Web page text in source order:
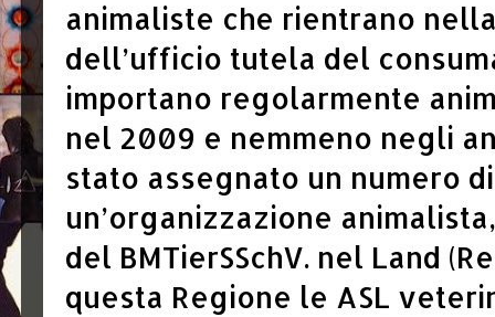
animaliste che rientrano
dell’ufficio tutela del
importano regolarmente
nel 2009 e nemmeno negli
stato assegnato un numero
un’organizzazione
del BMTierSSchV. nel Land
questa Regione le ASL